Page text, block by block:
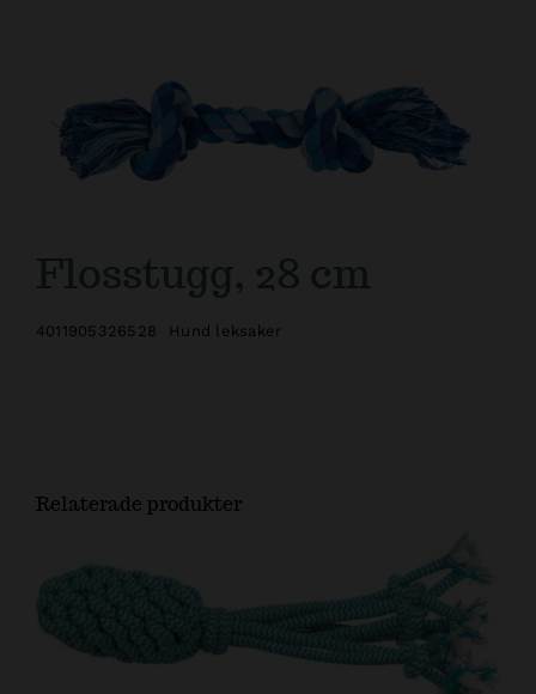
Kundtjänst
Flosstugg, 28 cm
4011905326528 Hund leksaker
Relaterade produkter